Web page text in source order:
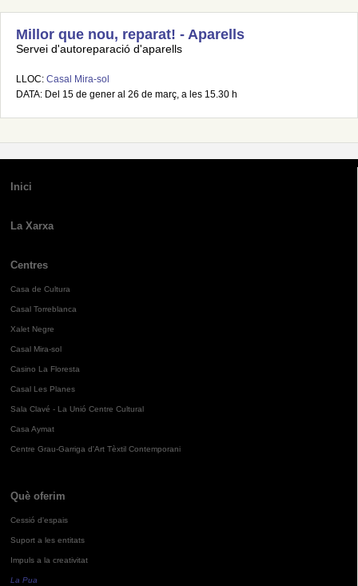
Millor que nou, reparat! - Aparells
Servei d'autoreparació d'aparells
LLOC: Casal Mira-sol
DATA: Del 15 de gener al 26 de març, a les 15.30 h
Inici
La Xarxa
Centres
Casa de Cultura
Casal Torreblanca
Xalet Negre
Casal Mira-sol
Casino La Floresta
Casal Les Planes
Sala Clavé - La Unió Centre Cultural
Casa Aymat
Centre Grau-Garriga d'Art Tèxtil Contemporani
Què oferim
Cessió d'espais
Suport a les entitats
Impuls a la creativitat
La Pua